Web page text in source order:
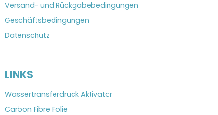
Versand- und Rückgabebedingungen
Geschäftsbedingungen
Datenschutz
LINKS
Wassertransferdruck Aktivator
Carbon Fibre Folie